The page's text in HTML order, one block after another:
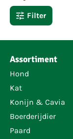
Filter
Assortiment
Hond
Kat
Konijn & Cavia
Boerderijdier
Paard